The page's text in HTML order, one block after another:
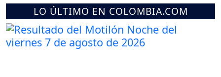
LO ÚLTIMO EN COLOMBIA.COM